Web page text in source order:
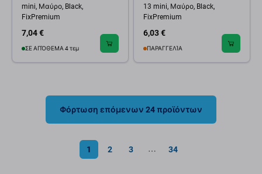
mini, Μαύρο, Black,
FixPremium
7,04 €
ΣΕ ΑΠΌΘΕΜΑ 4 τεμ
13 mini, Μαύρο, Black,
FixPremium
6,03 €
ΠΑΡΑΓΓΕΛΊΑ
Φόρτωση επόμενων 24 προϊόντων
1 2 3 ⋯ 34